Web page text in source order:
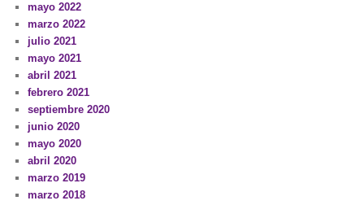
mayo 2022
marzo 2022
julio 2021
mayo 2021
abril 2021
febrero 2021
septiembre 2020
junio 2020
mayo 2020
abril 2020
marzo 2019
marzo 2018